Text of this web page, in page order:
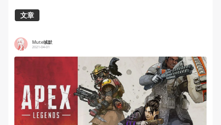
文章
Mute缄默
2021-04-01